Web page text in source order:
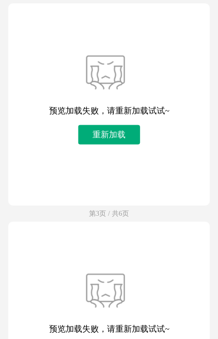
预览加载失败，请重新加载试试~
重新加载
第3页 / 共6页
预览加载失败，请重新加载试试~